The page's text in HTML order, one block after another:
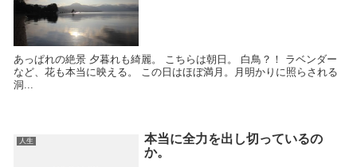
あっぱれの絶景 夕暮れも綺麗。 こちらは朝日。 白鳥？！ ラベンダー
など、花も本当に映える。 この日はほぼ満月。月明かりに照らされる
洞...
人生
本当に全力を出し切っているの
か。